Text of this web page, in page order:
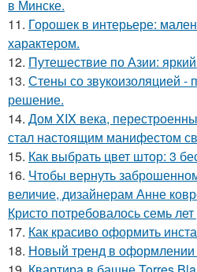
в Минске.
11. Горошек в интерьере:
характером.
12. Путешествие по Азии:
13. Стены со звукоизоляцией -
решение.
14. Дом XIX века,
стал настоящим манифестом
15. Как выбрать цвет штор: 3
16. Чтобы вернуть
величие, дизайнерам Анне
Кристо потребовалось семь
17. Как красиво оформить
18. Новый тренд в